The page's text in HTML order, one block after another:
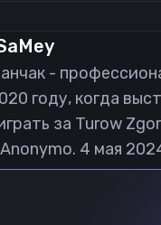
-
году, когда
за Turow
4 мая